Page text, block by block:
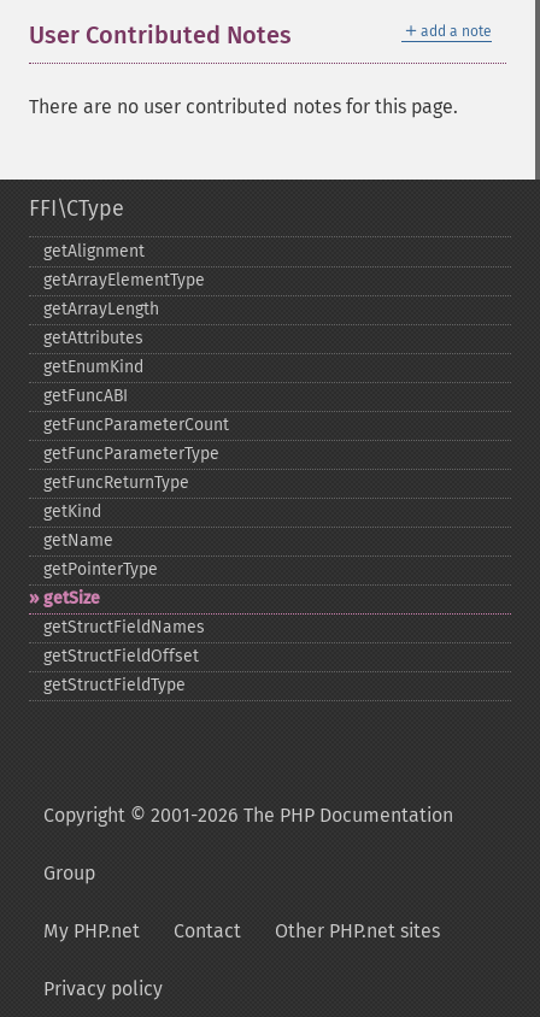
＋ add a note
User Contributed Notes
There are no user contributed notes for this page.
FFI\CType
getAlignment
getArrayElementType
getArrayLength
getAttributes
getEnumKind
getFuncABI
getFuncParameterCount
getFuncParameterType
getFuncReturnType
getKind
getName
getPointerType
getSize
getStructFieldNames
getStructFieldOffset
getStructFieldType
Copyright © 2001-2026 The PHP Documentation
Group
My PHP.net Contact Other PHP.net sites
Privacy policy